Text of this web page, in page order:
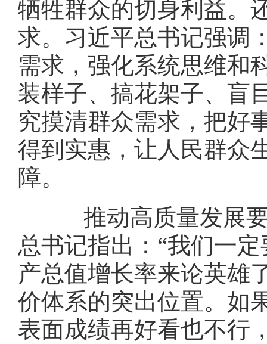
牺牲群众的切身利益。
求。习近平总书记强调
需求，强化系统思维和
装样子、搞花架子、盲
究摸清群众需求，把好
得到实惠，让人民群众
障。
推动高质量发展要
总书记指出：“我们一
产总值增长率来论英雄
价体系的突出位置。如
表面成绩再好看也不行